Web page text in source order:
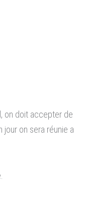
on doit accepter de
jour on sera réunie a